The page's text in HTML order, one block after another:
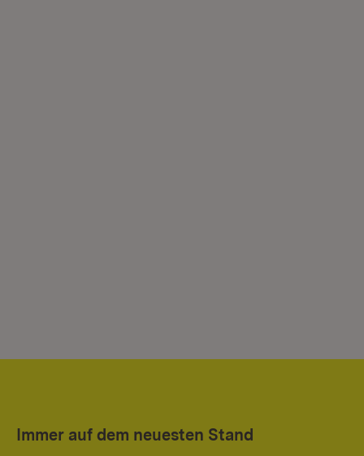
Immer auf dem neuesten Stand